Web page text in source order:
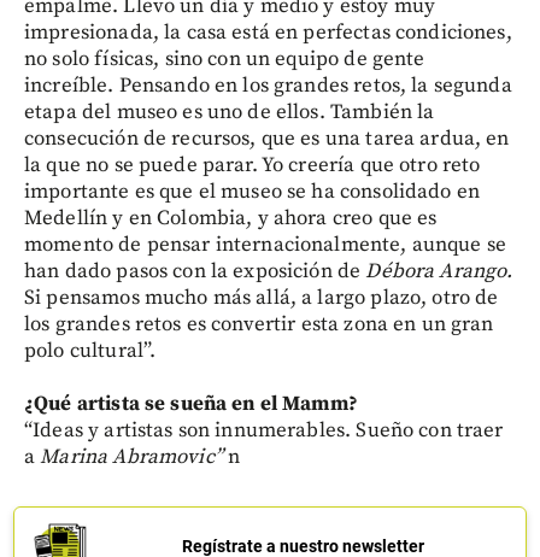
empalme. Llevo un día y medio y estoy muy
impresionada, la casa está en perfectas condiciones,
no solo físicas, sino con un equipo de gente
increíble. Pensando en los grandes retos, la segunda
etapa del museo es uno de ellos. También la
consecución de recursos, que es una tarea ardua, en
la que no se puede parar. Yo creería que otro reto
importante es que el museo se ha consolidado en
Medellín y en Colombia, y ahora creo que es
momento de pensar internacionalmente, aunque se
han dado pasos con la exposición deDébora Arango.
Si pensamos mucho más allá, a largo plazo, otro de
los grandes retos es convertir esta zona en un gran
polo cultural”.
¿Qué artista se sueña en el Mamm?
“Ideas y artistas son innumerables. Sueño con traer
aMarina Abramovic”n
Regístrate a nuestro newsletter